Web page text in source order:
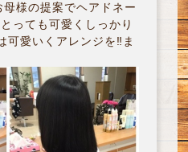
様の提案でヘアドネー
っても可愛くしっかり
可愛いくアレンジを‼︎ま